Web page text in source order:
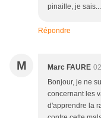
pinaille, je sais...
Répondre
M Marc FAURE
Bonjour, je ne
concernant les
d'apprendre la